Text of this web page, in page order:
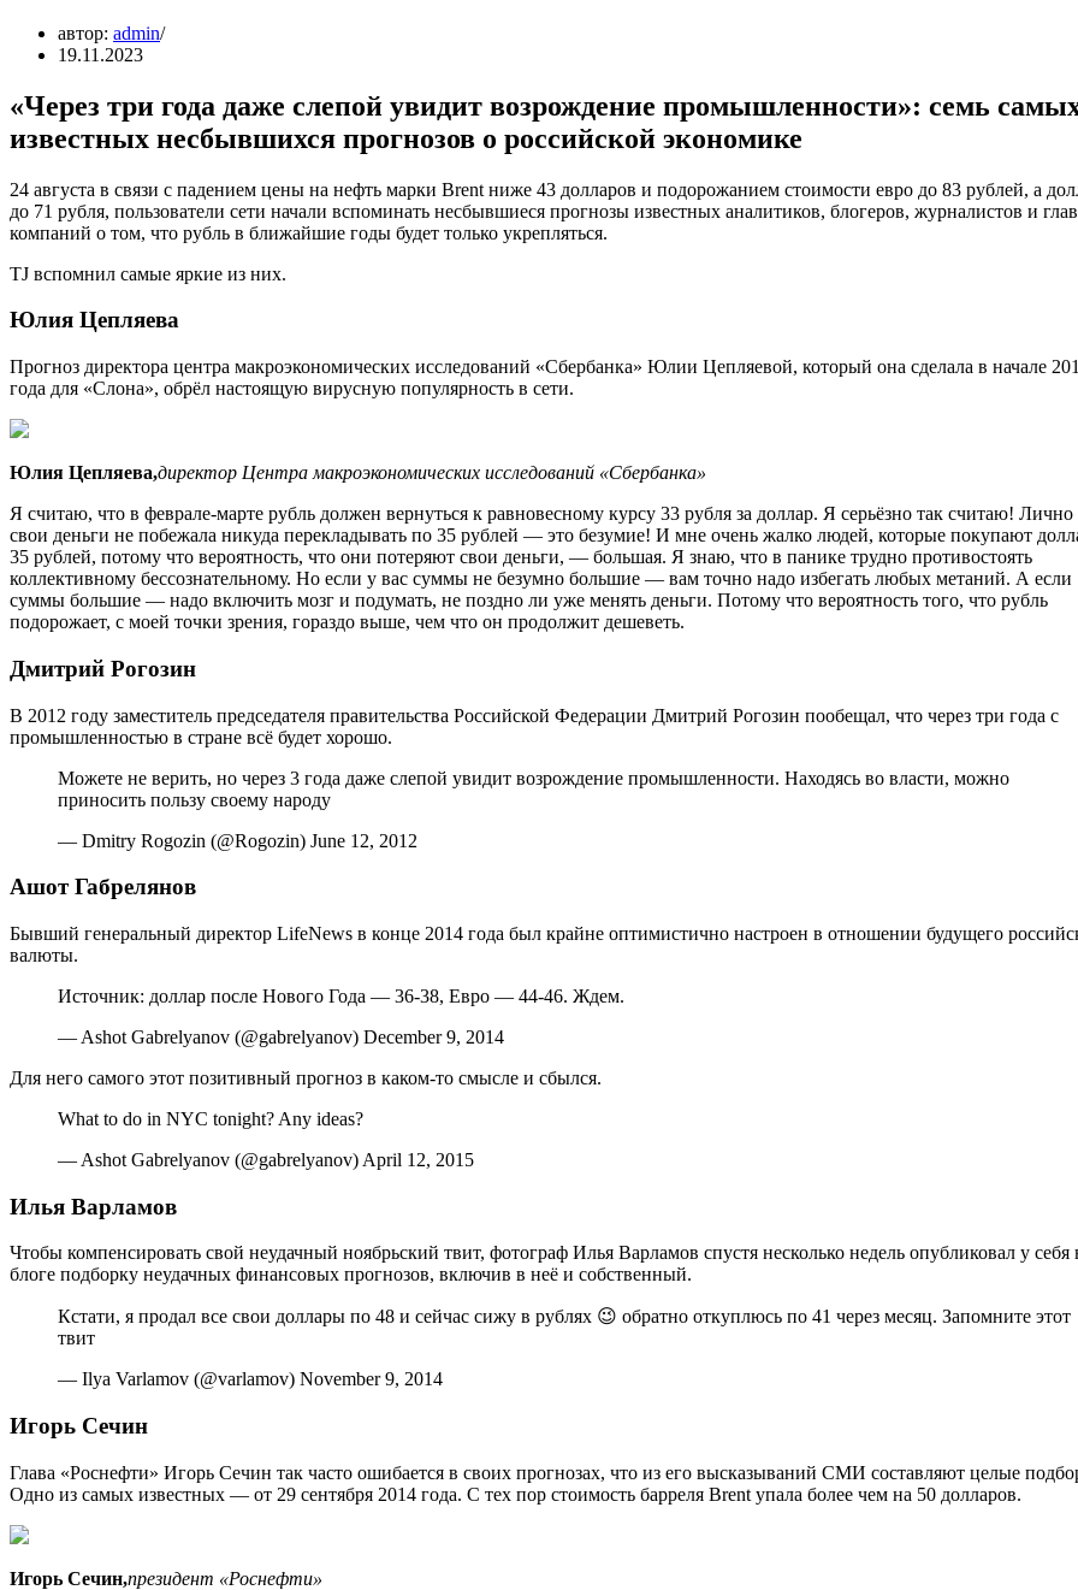
автор: admin
19.11.2023
«Через три года даже слепой увидит возрождение промышленности»: семь
известных несбывшихся прогнозов о российской экономике
24 августа в связи с падением цены на нефть марки Brent ниже 43 долларов и подорожанием стоимости евро до 83 рублей, а
до 71 рубля, пользователи сети начали вспоминать несбывшиеся прогнозы известных аналитиков, блогеров, журналистов и глав
компаний о том, что рубль в ближайшие годы будет только укрепляться.
TJ вспомнил самые яркие из них.
Юлия Цепляева
Прогноз директора центра макроэкономических исследований «Сбербанка» Юлии Цепляевой, который она сделала в начале
года для «Слона», обрёл настоящую вирусную популярность в сети.
Юлия Цепляева,директор Центра макроэкономических исследований «Сбербанка»
Я считаю, что в феврале-марте рубль должен вернуться к равновесному курсу 33 рубля за доллар. Я серьёзно так считаю! Лично
свои деньги не побежала никуда перекладывать по 35 рублей — это безумие! И мне очень жалко людей, которые покупают
35 рублей, потому что вероятность, что они потеряют свои деньги, — большая. Я знаю, что в панике трудно противостоять
коллективному бессознательному. Но если у вас суммы не безумно большие — вам точно надо избегать любых метаний. А если
суммы большие — надо включить мозг и подумать, не поздно ли уже менять деньги. Потому что вероятность того, что рубль
подорожает, с моей точки зрения, гораздо выше, чем что он продолжит дешеветь.
Дмитрий Рогозин
В 2012 году заместитель председателя правительства Российской Федерации Дмитрий Рогозин пообещал, что через три года с
промышленностью в стране всё будет хорошо.
Можете не верить, но через 3 года даже слепой увидит возрождение промышленности. Находясь во власти, можно
приносить пользу своему народу
— Dmitry Rogozin (@Rogozin) June 12, 2012
Ашот Габрелянов
Бывший генеральный директор LifeNews в конце 2014 года был крайне оптимистично настроен в отношении будущего
валюты.
Источник: доллар после Нового Года — 36-38, Евро — 44-46. Ждем.
— Ashot Gabrelyanov (@gabrelyanov) December 9, 2014
Для него самого этот позитивный прогноз в каком-то смысле и сбылся.
What to do in NYC tonight? Any ideas?
— Ashot Gabrelyanov (@gabrelyanov) April 12, 2015
Илья Варламов
Чтобы компенсировать свой неудачный ноябрьский твит, фотограф Илья Варламов спустя несколько недель опубликовал у себя
блоге подборку неудачных финансовых прогнозов, включив в неё и собственный.
Кстати, я продал все свои доллары по 48 и сейчас сижу в рублях 😉 обратно откуплюсь по 41 через месяц. Запомните этот
твит
— Ilya Varlamov (@varlamov) November 9, 2014
Игорь Сечин
Глава «Роснефти» Игорь Сечин так часто ошибается в своих прогнозах, что из его высказываний СМИ составляют целые
Одно из самых известных — от 29 сентября 2014 года. С тех пор стоимость барреля Brent упала более чем на 50 долларов.
Игорь Сечин,президент «Роснефти»